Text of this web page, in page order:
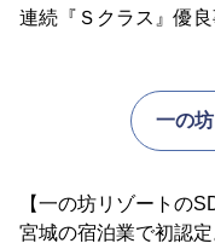
連続『Ｓクラス』優
一の
【一の坊リゾートの
宮城の宿泊業で初認